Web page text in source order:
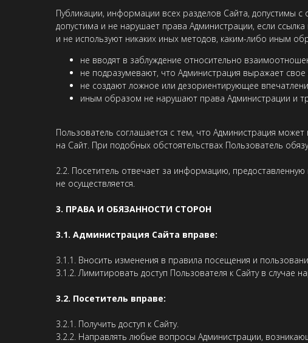
Публикации, информации всех разделов Сайта, допустимы
допустима и не нарушает права Администрации, если
и не используют никаких иных методов, каким-либо иным
не вводят в заблуждение относительно
не подразумевают, что Администрация выражает
не создают ложное или дезориентирующее
иным образом не нарушают права Администрации и
Пользователь соглашается с тем, что Администрация
на Сайт. При подобных обстоятельствах Пользователь
2.2. Посетитель отвечает за информацию,
не осуществляется.
3. ПРАВА И ОБЯЗАННОСТИ СТОРОН
3.1. Администрация Сайта вправе:
3.1.1. Вносить изменения в правила посещения и
3.1.2. Лимитировать доступ Пользователя к Сайту в случае
3.2. Посетитель вправе:
3.2.1. Получить доступ к Сайту.
3.2.2. Направлять любые вопросы Администрации,